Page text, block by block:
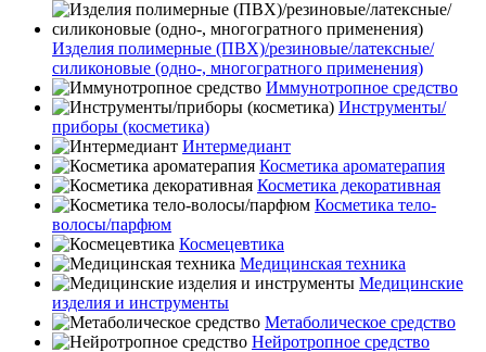
Изделия полимерные (ПВХ)/резиновые/латексные/
силиконовые (одно-, многогратного применения)
Иммунотропное средство
Инструменты/
приборы (косметика)
Интермедиант
Косметика ароматерапия
Косметика декоративная
Косметика тело-
волосы/парфюм
Космецевтика
Медицинская техника
Медицинские
изделия и инструменты
Метаболическое средство
Нейротропное средство